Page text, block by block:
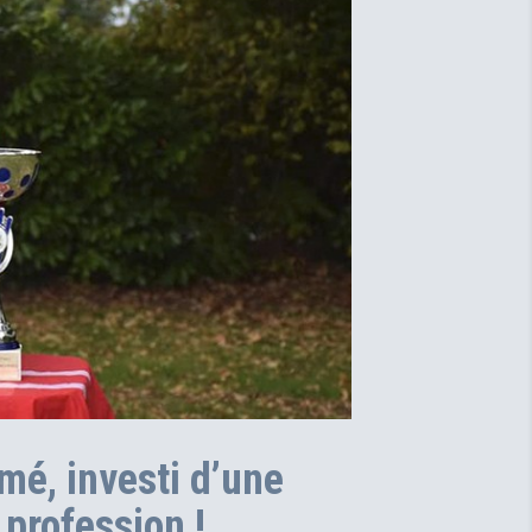
investi d’une